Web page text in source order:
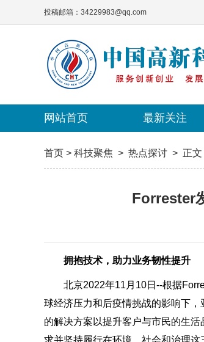
投稿邮箱：34229983@qq.com
网站首页
网站首页 最新关注
最新关注
首页 > 科技聚焦 > 热点探讨 > 正文
Forrester
拥抱技术，助力业务韧性提升
北京2022年11月10日--根据
球经济压力和后疫情挑战的影响下
的解决方案以提升客户与市民的生
求并坚持履行在环境、社会和治理这